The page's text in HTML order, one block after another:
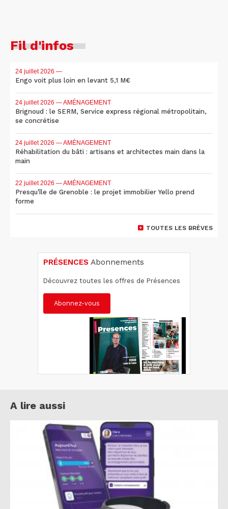
Fil d'infos
24 juillet 2026 —
Engo voit plus loin en levant 5,1 M€
24 juillet 2026 — AMÉNAGEMENT
Brignoud : le SERM, Service express régional métropolitain,
se concrétise
24 juillet 2026 — AMÉNAGEMENT
Réhabilitation du bâti : artisans et architectes main dans la
main
22 juillet 2026 — AMÉNAGEMENT
Presqu'île de Grenoble : le projet immobilier Yello prend
forme
TOUTES LES BRÈVES
PRÉSENCES Abonnements
Découvrez toutes les offres de Présences
Abonnez-vous
A lire aussi